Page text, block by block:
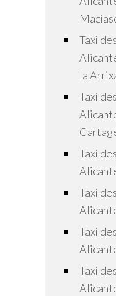
Taxi
la
Taxi
Taxi
Taxi
Taxi
Taxi